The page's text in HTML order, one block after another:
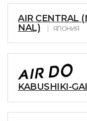
AIR CENTRAL
NAL)
ЯПОНИЯ
KABUSHIKI-